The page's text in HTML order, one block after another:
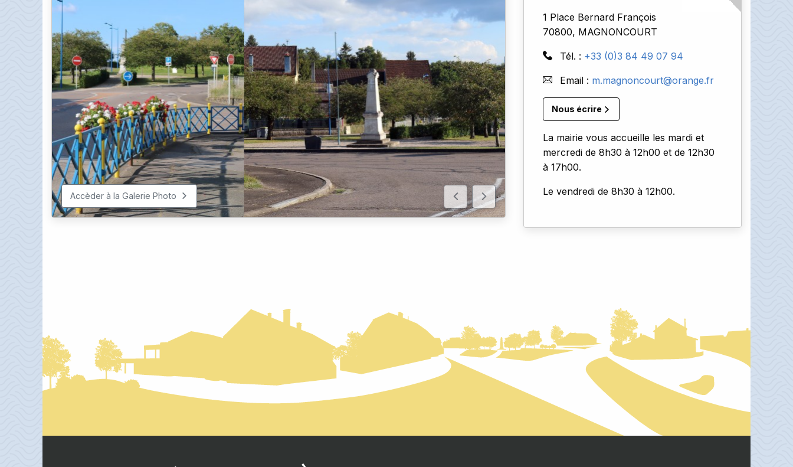
Accèder à la Galerie Photo
1 Place Bernard François
70800, MAGNONCOURT
Tél. : +33 (0)3 84 49 07 94
Email : m.magnoncourt@orange.fr
Nous écrire
La mairie vous accueille les mardi et
mercredi de 8h30 à 12h00 et de 12h30
à 17h00.
Le vendredi de 8h30 à 12h00.